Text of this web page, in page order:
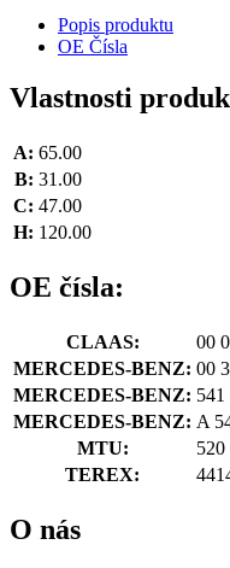
Popis produktu
OE Čísla
Vlastnosti
A: 65.00
B: 31.00
C: 47.00
H: 120.00
OE čísla:
CLAAS: 00
MERCEDES-BENZ: 00
MERCEDES-BENZ: 541
MERCEDES-BENZ: A
MTU:
520
TEREX:
O nás